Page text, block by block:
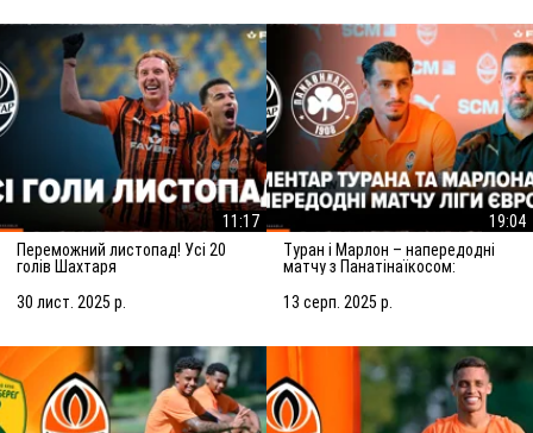
11:17
Переможний листопад! Усі 20
голів Шахтаря
30 лист. 2025 р.
19:04
Туран і Марлон – напередодні
матчу з Панатінаїкосом:
досягнення мети
13 серп. 2025 р.